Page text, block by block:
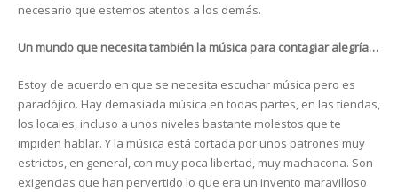
necesario que estemos atentos a los demás.
Un mundo que necesita también la música para contagiar alegría…
Estoy de acuerdo en que se necesita escuchar música pero es
paradójico. Hay demasiada música en todas partes, en las tiendas,
los locales, incluso a unos niveles bastante molestos que te
impiden hablar. Y la música está cortada por unos patrones muy
estrictos, en general, con muy poca libertad, muy machacona. Son
exigencias que han pervertido lo que era un invento maravilloso